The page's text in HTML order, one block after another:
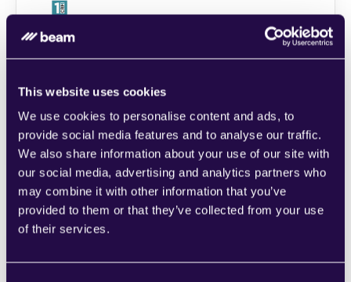
This website uses cookies
We use cookies to personalise content and ads, to
provide social media features and to analyse our traffic.
We also share information about your use of our site with
our social media, advertising and analytics partners who
may combine it with other information that you’ve
provided to them or that they’ve collected from your use
of their services.
1CRM
zusammenzustellen, die den
Anforderungen Ihres wachsenden
Unternehmens entsprechen.
Learn more
2Chat